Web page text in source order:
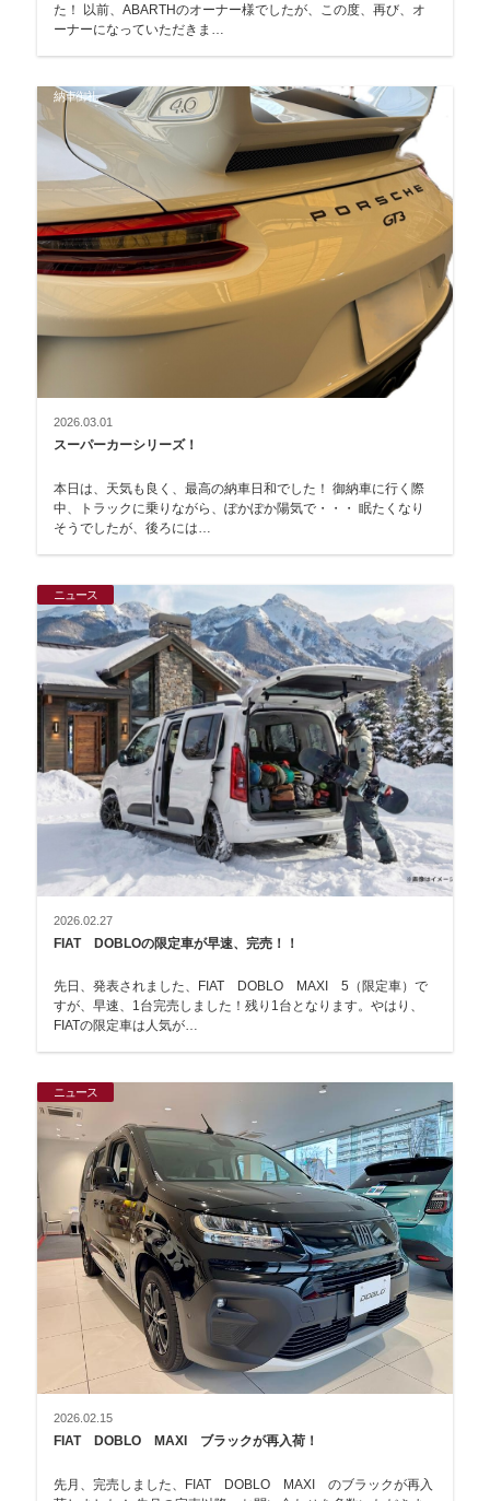
た！ 以前、ABARTHのオーナー様でしたが、この度、再び、オ
ーナーになっていただきま…
納車御礼
2026.03.01
スーパーカーシリーズ！
本日は、天気も良く、最高の納車日和でした！ 御納車に行く際
中、トラックに乗りながら、ぽかぽか陽気で・・・ 眠たくなり
そうでしたが、後ろには…
ニュース
2026.02.27
FIAT DOBLOの限定車が早速、完売！！
先日、発表されました、FIAT DOBLO MAXI 5（限定車）で
すが、早速、1台完売しました！残り1台となります。やはり、
FIATの限定車は人気が…
ニュース
2026.02.15
FIAT DOBLO MAXI ブラックが再入荷！
先月、完売しました、FIAT DOBLO MAXI のブラックが再入